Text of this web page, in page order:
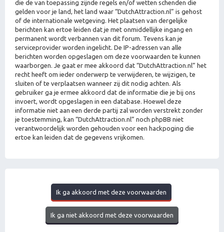
die de van toepassing zijnde regels en/of wetten schenden die
gelden voor je land, het land waar “DutchAttraction.nl” is gehost
of de internationale wetgeving. Het plaatsen van dergelijke
berichten kan ertoe leiden dat je met onmiddellijke ingang en
permanent wordt verbannen van dit forum. Tevens kan je
serviceprovider worden ingelicht. De IP-adressen van alle
berichten worden opgeslagen om deze voorwaarden te kunnen
waarborgen. Je gaat er mee akkoord dat “DutchAttraction.nl” het
recht heeft om ieder onderwerp te verwijderen, te wijzigen, te
sluiten of te verplaatsen wanneer zij dit nodig achten. Als
gebruiker ga je ermee akkoord dat de informatie die je bij ons
invoert, wordt opgeslagen in een database. Hoewel deze
informatie niet aan een derde partij zal worden verstrekt zonder
je toestemming, kan “DutchAttraction.nl” noch phpBB niet
verantwoordelijk worden gehouden voor een hackpoging die
ertoe kan leiden dat de gegevens vrijkomen.